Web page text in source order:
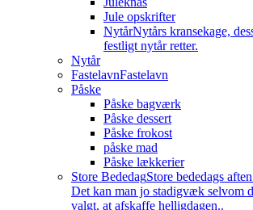
Jule opskrifter
NytårNytårs kransekage,
festligt nytår retter.
Nytår
FastelavnFastelavn
Påske
Påske bagværk
Påske dessert
Påske frokost
påske mad
Påske lækkerier
Store BededagStore bededags
Det kan man jo stadigvæk selvom
valgt, at afskaffe helligdagen..